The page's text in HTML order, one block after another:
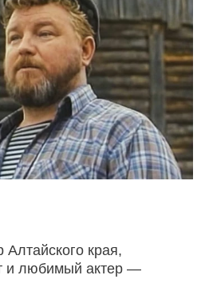
края,
и любимый актер —